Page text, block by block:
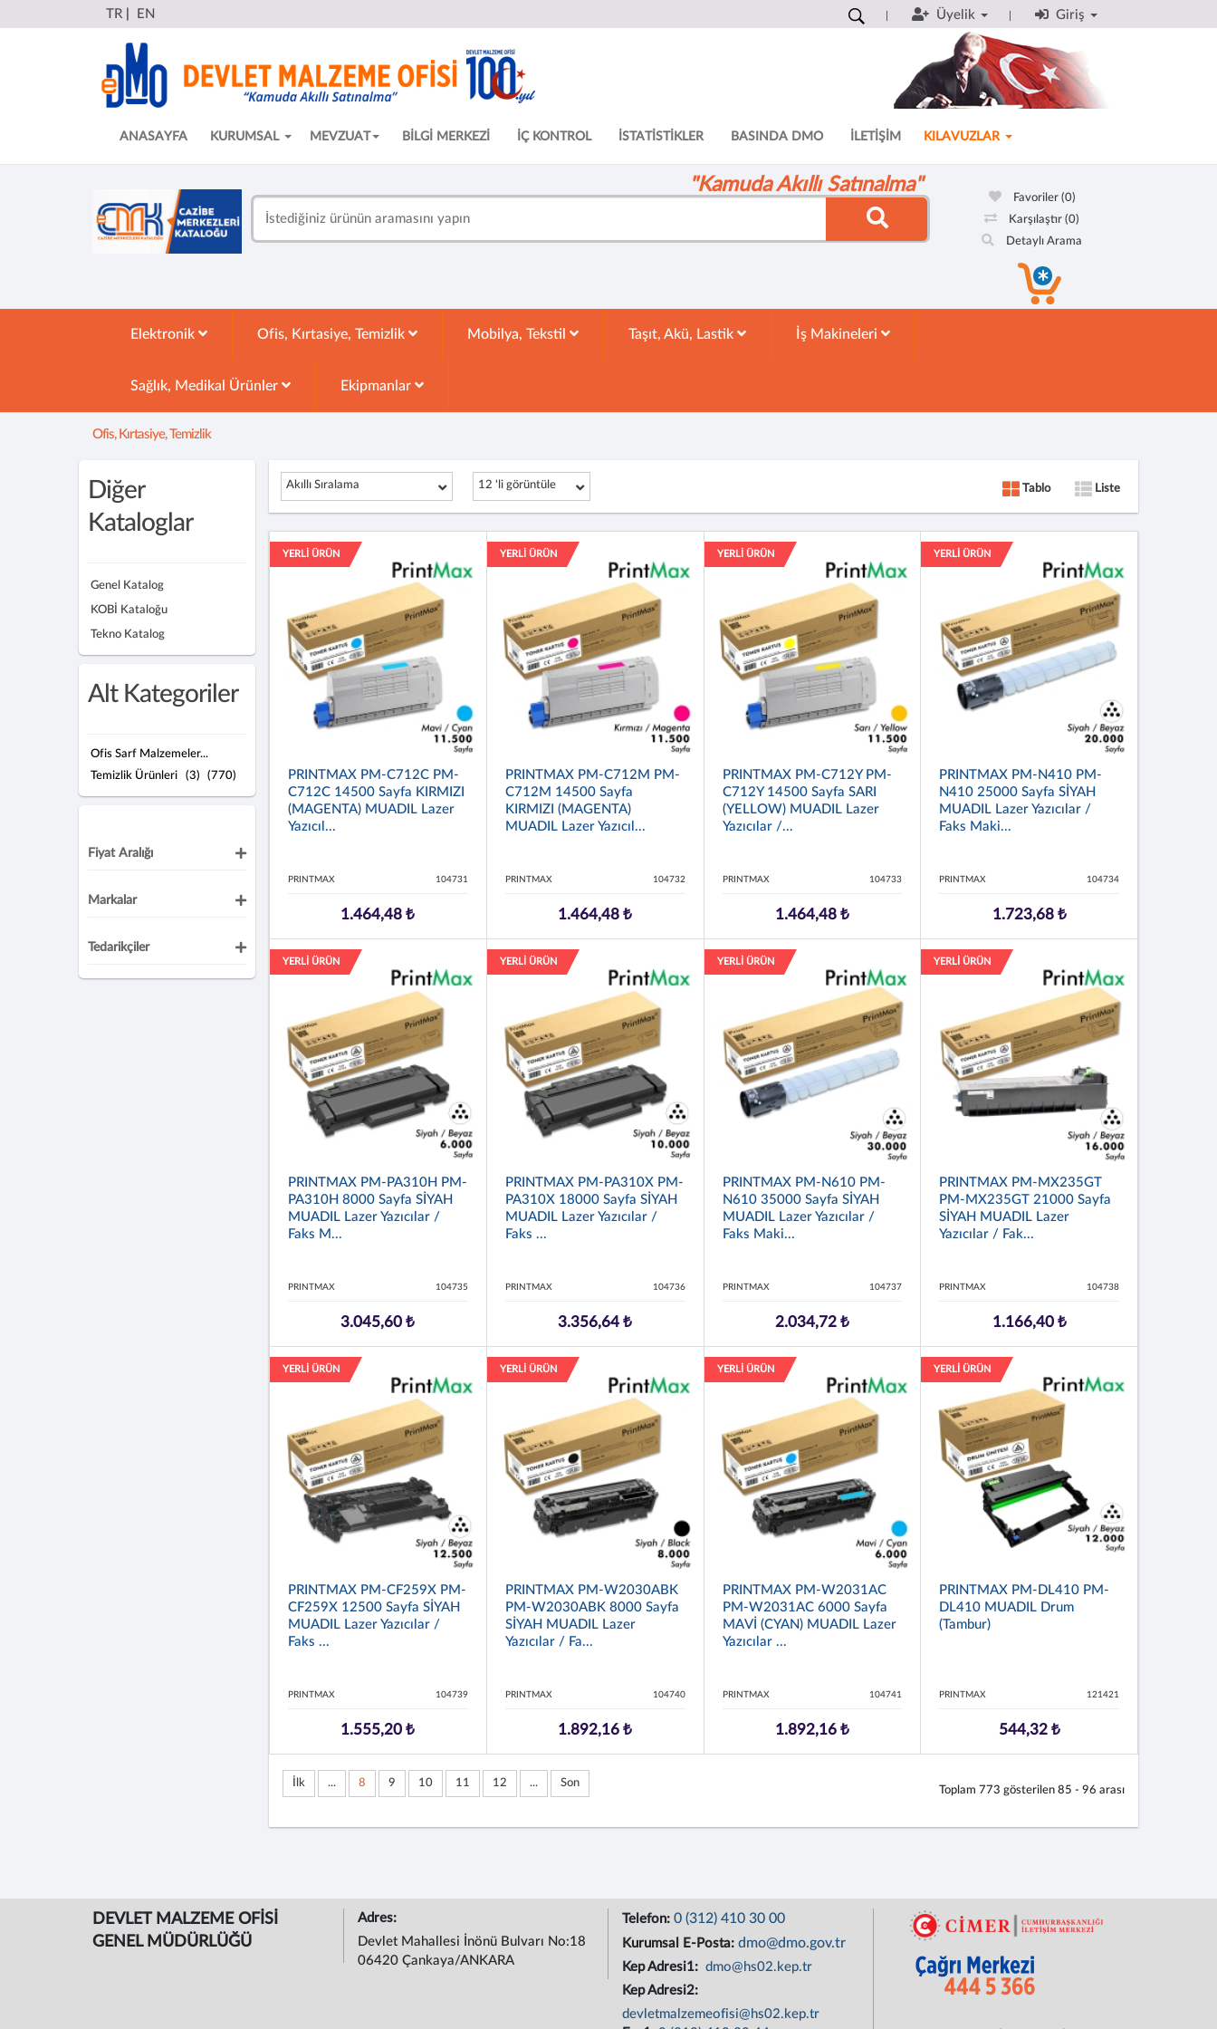
TR EN Üyelik Giriş
ANASAYFA KURUMSAL MEVZUAT BİLGİ MERKEZİ İÇ KONTROL İSTATİSTİKLER BASINDA DMO İLETİŞİM KILAVUZLAR
"Kamuda Akıllı Satınalma"
Favoriler (0)
Karşılaştır (0)
Detaylı Arama
Elektronik Ofis, Kırtasiye, Temizlik Mobilya, Tekstil Taşıt, Akü, Lastik İş Makineleri
Sağlık, Medikal Ürünler Ekipmanlar
Ofis, Kırtasiye, Temizlik
Diğer
Kataloglar
Genel Katalog
KOBİ Kataloğu
Tekno Katalog
Alt Kategoriler
Ofis Sarf Malzemeler...
(770)
Temizlik Ürünleri (3)
Fiyat Aralığı
Markalar
Tedarikçiler
Akıllı Sıralama 12 'li görüntüle Tablo Liste
YERLİ ÜRÜN
PRINTMAX PM-C712C PM-
C712C 14500 Sayfa KIRMIZI
(MAGENTA) MUADIL Lazer
Yazıcıl...
PRINTMAX 104731
1.464,48 ₺
YERLİ ÜRÜN
PRINTMAX PM-C712M PM-
C712M 14500 Sayfa
KIRMIZI (MAGENTA)
MUADIL Lazer Yazıcıl...
PRINTMAX 104732
1.464,48 ₺
YERLİ ÜRÜN
PRINTMAX PM-C712Y PM-
C712Y 14500 Sayfa SARI
(YELLOW) MUADIL Lazer
Yazıcılar /...
PRINTMAX 104733
1.464,48 ₺
YERLİ ÜRÜN
PRINTMAX PM-N410 PM-
N410 25000 Sayfa SİYAH
MUADIL Lazer Yazıcılar /
Faks Maki...
PRINTMAX 104734
1.723,68 ₺
YERLİ ÜRÜN
PRINTMAX PM-PA310H PM-
PA310H 8000 Sayfa SİYAH
MUADIL Lazer Yazıcılar /
Faks M...
PRINTMAX 104735
3.045,60 ₺
YERLİ ÜRÜN
PRINTMAX PM-PA310X PM-
PA310X 18000 Sayfa SİYAH
MUADIL Lazer Yazıcılar /
Faks ...
PRINTMAX 104736
3.356,64 ₺
YERLİ ÜRÜN
PRINTMAX PM-N610 PM-
N610 35000 Sayfa SİYAH
MUADIL Lazer Yazıcılar /
Faks Maki...
PRINTMAX 104737
2.034,72 ₺
YERLİ ÜRÜN
PRINTMAX PM-MX235GT
PM-MX235GT 21000 Sayfa
SİYAH MUADIL Lazer
Yazıcılar / Fak...
PRINTMAX 104738
1.166,40 ₺
YERLİ ÜRÜN
PRINTMAX PM-CF259X PM-
CF259X 12500 Sayfa SİYAH
MUADIL Lazer Yazıcılar /
Faks ...
PRINTMAX 104739
1.555,20 ₺
YERLİ ÜRÜN
PRINTMAX PM-W2030ABK
PM-W2030ABK 8000 Sayfa
SİYAH MUADIL Lazer
Yazıcılar / Fa...
PRINTMAX 104740
1.892,16 ₺
YERLİ ÜRÜN
PRINTMAX PM-W2031AC
PM-W2031AC 6000 Sayfa
MAVİ (CYAN) MUADIL Lazer
Yazıcılar ...
PRINTMAX 104741
1.892,16 ₺
YERLİ ÜRÜN
PRINTMAX PM-DL410 PM-
DL410 MUADIL Drum
(Tambur)
PRINTMAX 121421
544,32 ₺
İlk ... 8 9 10 11 12 ... Son
Toplam 773 gösterilen 85 - 96 arası
DEVLET MALZEME OFİSİ
GENEL MÜDÜRLÜĞÜ
Adres:
Devlet Mahallesi İnönü Bulvarı No:18
06420 Çankaya/ANKARA
Telefon: 0 (312) 410 30 00
Kurumsal E-Posta: dmo@dmo.gov.tr
Kep Adresi1: dmo@hs02.kep.tr
Kep Adresi2:
devletmalzemeofisi@hs02.kep.tr